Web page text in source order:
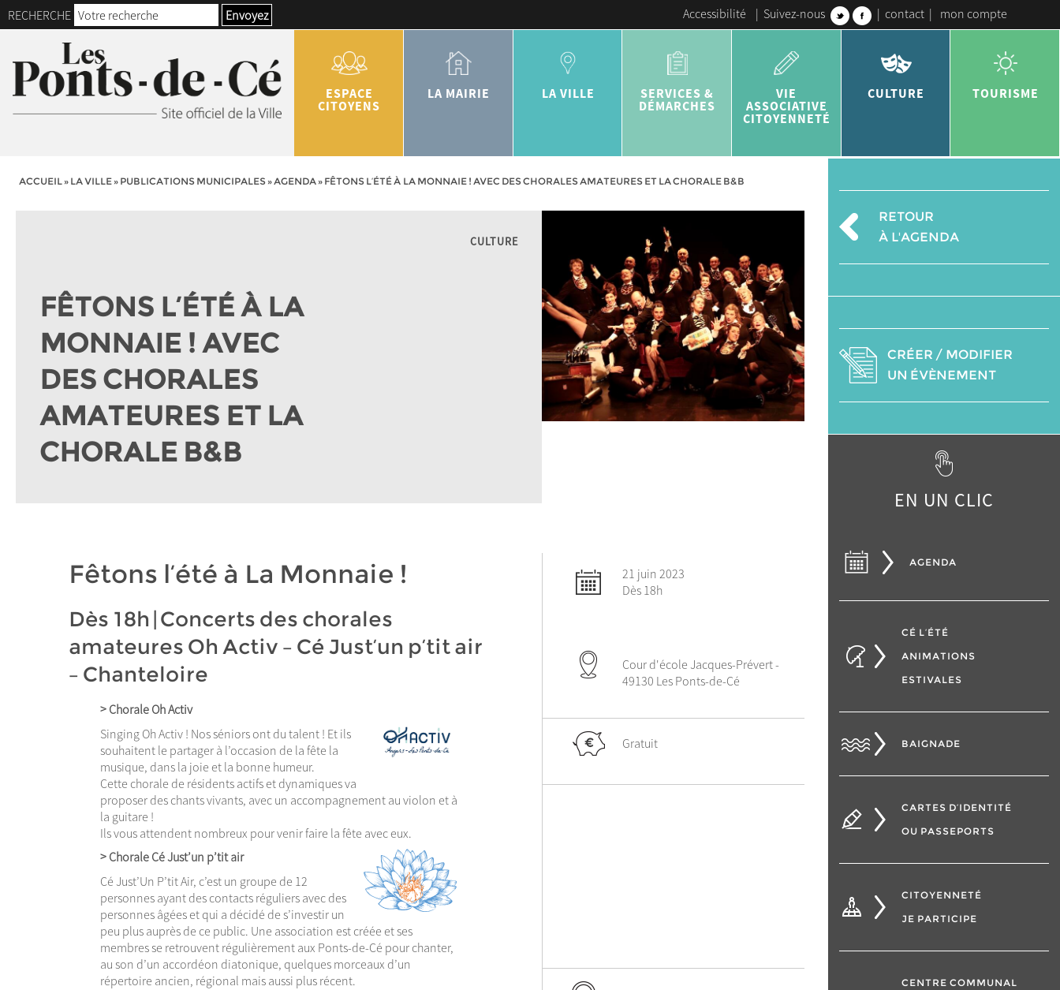
RECHERCHE Envoyez Accessibilité | Suivez-nous | contact | mon compte
ESPACE
CITOYENS
LA MAIRIE LA VILLE
SERVICES &
DÉMARCHES
VIE
ASSOCIATIVE
CITOYENNETÉ
CULTURE TOURISME
ACCUEIL» LA VILLE» PUBLICATIONS MUNICIPALES»AGENDA» FÊTONS L’ÉTÉ À LA MONNAIE ! AVEC DES CHORALES AMATEURES ET LA CHORALE B&B
CULTURE
FÊTONS L’ÉTÉ À LA
MONNAIE ! AVEC
DES CHORALES
AMATEURES ET LA
CHORALE B&B
Fêtons l’été à La Monnaie !
Dès 18h | Concerts des chorales
amateures Oh Activ – Cé Just’un p’tit air
– Chanteloire
> Chorale Oh Activ
Singing Oh Activ ! Nos séniors ont du talent ! Et ils
souhaitent le partager à l’occasion de la fête la
musique, dans la joie et la bonne humeur.
Cette chorale de résidents actifs et dynamiques va
proposer des chants vivants, avec un accompagnement au violon et à
la guitare !
Ils vous attendent nombreux pour venir faire la fête avec eux.
> Chorale Cé Just’un p’tit air
Cé Just’Un P’tit Air, c’est un groupe de 12
personnes ayant des contacts réguliers avec des
personnes âgées et qui a décidé de s’investir un
peu plus auprès de ce public. Une association est créée et ses
membres se retrouvent régulièrement aux Ponts-de-Cé pour chanter,
au son d’un accordéon diatonique, quelques morceaux d’un
répertoire ancien, régional mais aussi plus récent.
21 juin 2023
Dès 18h
Cour d'école Jacques-Prévert -
49130 Les Ponts-de-Cé
Gratuit
RETOUR
À L'AGENDA
CRÉER / MODIFIER
UN ÉVÈNEMENT
EN UN CLIC
AGENDA
CÉ L’ÉTÉ
ANIMATIONS
ESTIVALES
BAIGNADE
CARTES D’IDENTITÉ
OU PASSEPORTS
CITOYENNETÉ
JE PARTICIPE
CENTRE COMMUNAL